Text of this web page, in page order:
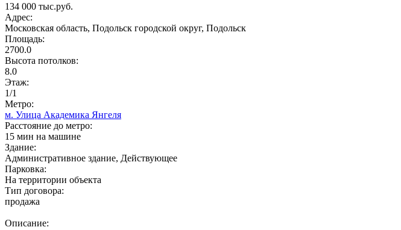
134 000 тыс.руб.
Адрес:
Московская область, Подольск городской округ, Подольск
Площадь:
2700.0
Высота потолков:
8.0
Этаж:
1/1
Метро:
м. Улица Академика Янгеля
Расстояние до метро:
15 мин на машине
Здание:
Административное здание, Действующее
Парковка:
На территории объекта
Тип договора:
продажа
Описание: